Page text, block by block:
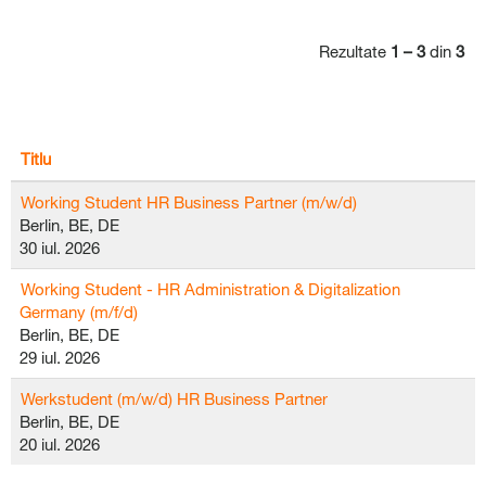
Rezultate 1 – 3din 3
Titlu
Working Student HR Business Partner (m/w/d)
Berlin, BE, DE
30 iul. 2026
Working Student - HR Administration & Digitalization
Germany (m/f/d)
Berlin, BE, DE
29 iul. 2026
Werkstudent (m/w/d) HR Business Partner
Berlin, BE, DE
20 iul. 2026